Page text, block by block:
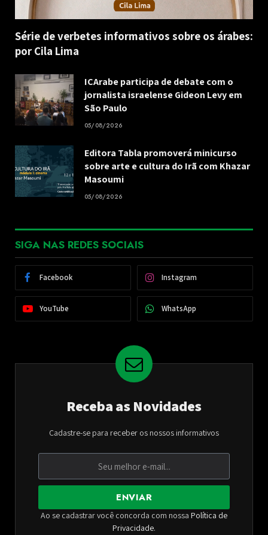
Série de verbetes informativos sobre os árabes:
por Cila Lima
ICArabe participa de debate com o
jornalista israelense Gideon Levy em
São Paulo
05/08/2026
Editora Tabla promoverá minicurso
sobre arte e cultura do Irã com Khazar
Masoumi
05/08/2026
SIGA NAS REDES SOCIAIS
Facebook Instagram
YouTube WhatsApp
Receba as Novidades
Cadastre-se para receber os nossos informativos
ENVIAR
Ao se cadastrar você concorda com nossa Política de
Privacidade.